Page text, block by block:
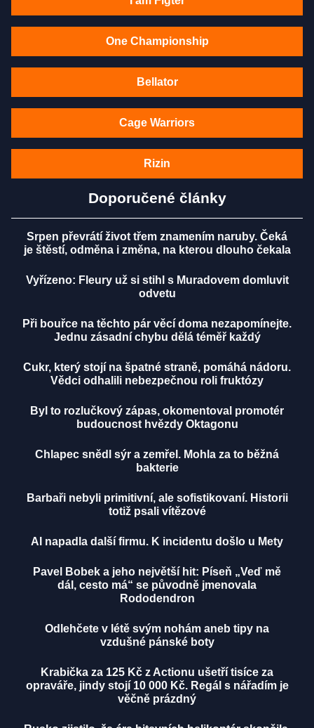
One Championship
Bellator
Cage Warriors
Rizin
Doporučené články
Srpen převrátí život třem znamením naruby. Čeká
je štěstí, odměna i změna, na kterou dlouho čekala
Vyřízeno: Fleury už si stihl s Muradovem domluvit
odvetu
Při bouřce na těchto pár věcí doma nezapomínejte.
Jednu zásadní chybu dělá téměř každý
Cukr, který stojí na špatné straně, pomáhá nádoru.
Vědci odhalili nebezpečnou roli fruktózy
Byl to rozlučkový zápas, okomentoval promotér
budoucnost hvězdy Oktagonu
Chlapec snědl sýr a zemřel. Mohla za to běžná
bakterie
Barbaři nebyli primitivní, ale sofistikovaní. Historii
totiž psali vítězové
AI napadla další firmu. K incidentu došlo u Mety
Pavel Bobek a jeho největší hit: Píseň „Veď mě
dál, cesto má“ se původně jmenovala
Rododendron
Odlehčete v létě svým nohám aneb tipy na
vzdušné pánské boty
Krabička za 125 Kč z Actionu ušetří tisíce za
opraváře, jindy stojí 10 000 Kč. Regál s nářadím je
věčně prázdný